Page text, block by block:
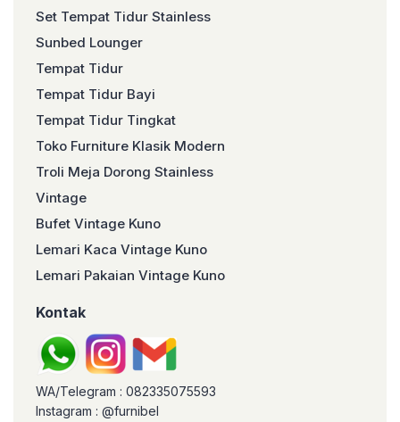
Set Tempat Tidur Stainless
Sunbed Lounger
Tempat Tidur
Tempat Tidur Bayi
Tempat Tidur Tingkat
Toko Furniture Klasik Modern
Troli Meja Dorong Stainless
Vintage
Bufet Vintage Kuno
Lemari Kaca Vintage Kuno
Lemari Pakaian Vintage Kuno
Kontak
WA/Telegram : 082335075593
Instagram : @furnibel